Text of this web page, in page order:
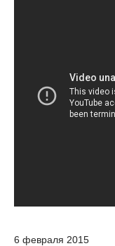
6 февраля 2015